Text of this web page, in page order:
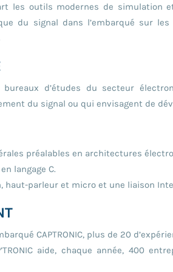
les outils modernes de simulation
du signal dans l’embarqué sur
bureaux d’études du secteur
du signal ou qui envisagent de
préalables en architectures
langage C.
haut-parleur et micro et une liaison
CAPTRONIC, plus de 20
aide, chaque année, 400